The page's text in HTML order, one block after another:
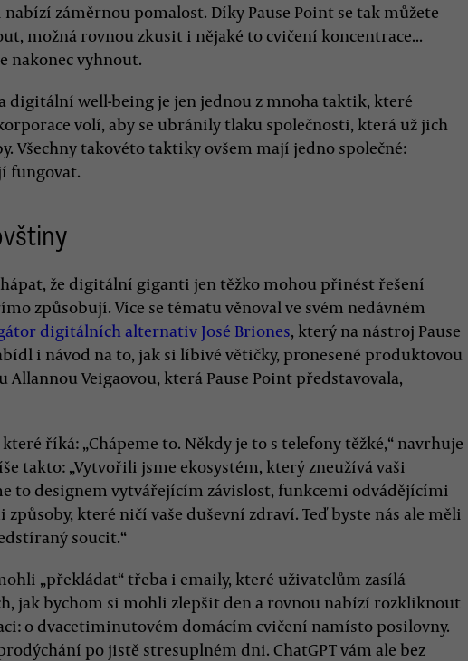
záměrnou pomalost. Díky Pause Point se tak můžete
možná rovnou zkusit i nějaké to cvičení koncentrace...
nakonec vyhnout.
digitální well-being je jen jednou z mnoha taktik, které
volí, aby se ubránily tlaku společnosti, která už jich
Všechny takovéto taktiky ovšem mají jedno společné:
fungovat.
že digitální giganti jen těžko mohou přinést řešení
způsobují. Více se tématu věnoval ve svém nedávném
digitálních alternativ José Briones, který na nástroj Pause
i návod na to, jak si líbivé větičky, pronesené produktovou
Allannou Veigaovou, která Pause Point představovala,
říká: „Chápeme to. Někdy je to s telefony těžké,“ navrhuje
takto: „Vytvořili jsme ekosystém, který zneužívá vaši
to designem vytvářejícím závislost, funkcemi odvádějícími
které ničí vaše duševní zdraví. Teď byste nás ale měli
soucit.“
„překládat“ třeba i emaily, které uživatelům zasílá
jak bychom si mohli zlepšit den a rovnou nabízí rozkliknout
o dvacetiminutovém domácím cvičení namísto posilovny.
po jistě stresuplném dni. ChatGPT vám ale bez